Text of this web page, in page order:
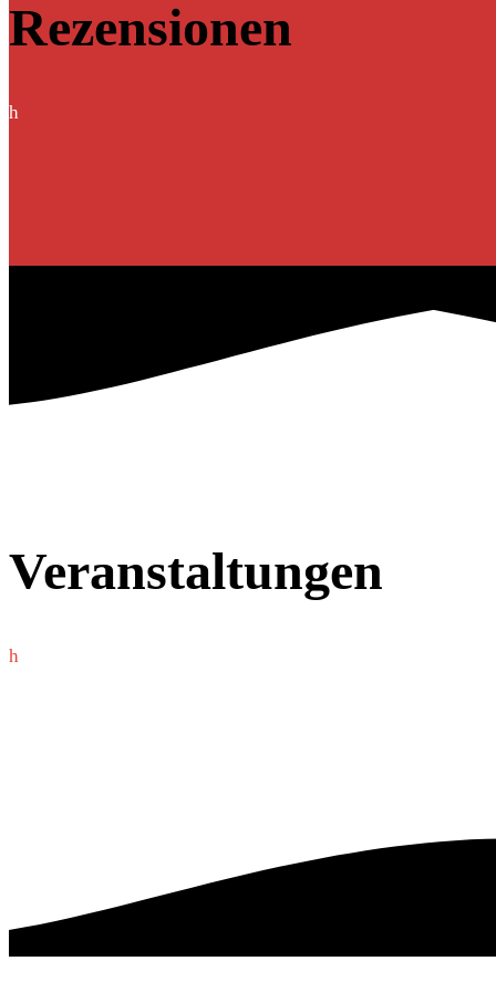
Rezensionen
h
Veranstaltungen
h